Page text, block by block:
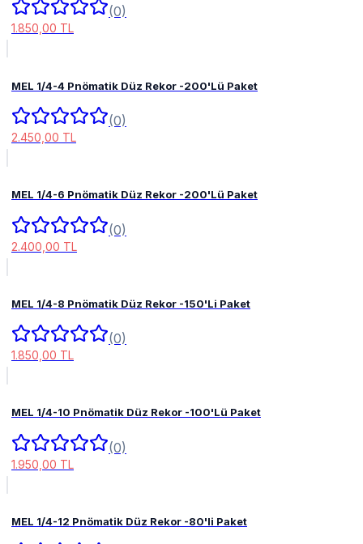
(0)
1.850,00 TL
MEL 1/4-4 Pnömatik Düz Rekor -200'Lü Paket
(0)
2.450,00 TL
MEL 1/4-6 Pnömatik Düz Rekor -200'Lü Paket
(0)
2.400,00 TL
MEL 1/4-8 Pnömatik Düz Rekor -150'Li Paket
(0)
1.850,00 TL
MEL 1/4-10 Pnömatik Düz Rekor -100'Lü Paket
(0)
1.950,00 TL
MEL 1/4-12 Pnömatik Düz Rekor -80'li Paket